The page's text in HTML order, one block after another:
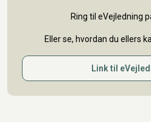
Ring til eVejledning
Eller se, hvordan du ellers
Link til